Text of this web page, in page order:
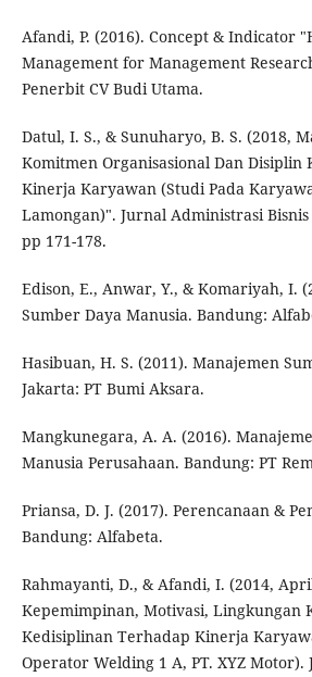
Afandi, P. (2016). Concept & Indicator
Management for Management
Penerbit CV Budi Utama.
Datul, I. S., & Sunuharyo, B. S. (2018,
Komitmen Organisasional Dan Disiplin
Kinerja Karyawan (Studi Pada
Lamongan)". Jurnal Administrasi Bisnis
pp 171-178.
Edison, E., Anwar, Y., & Komariyah, I.
Sumber Daya Manusia. Bandung:
Hasibuan, H. S. (2011). Manajemen
Jakarta: PT Bumi Aksara.
Mangkunegara, A. A. (2016).
Manusia Perusahaan. Bandung: PT
Priansa, D. J. (2017). Perencanaan &
Bandung: Alfabeta.
Rahmayanti, D., & Afandi, I. (2014,
Kepemimpinan, Motivasi, Lingkungan
Kedisiplinan Terhadap Kinerja
Operator Welding 1 A, PT. XYZ Motor).